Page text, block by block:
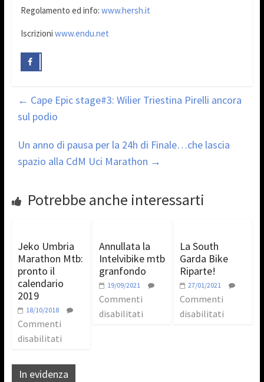
Regolamento ed info: www.hersh.it
Iscrizioni www.endu.net
← Cape Epic stage#3: Wilier Triestina Pirelli ancora
sul podio
Un anno di pausa per la 24h di Finale…che lascia
spazio alla CdM Uci Marathon →
Potrebbe anche interessarti
Jeko Umbria
Marathon Mtb:
pronto il
calendario
2019
18/10/2018
Commenti
disabilitati
Annullata la
Intelvibike mtb
granfondo
19/09/2021
Commenti
disabilitati
La South
Garda Bike
Riparte!
27/01/2021
Commenti
disabilitati
In evidenza